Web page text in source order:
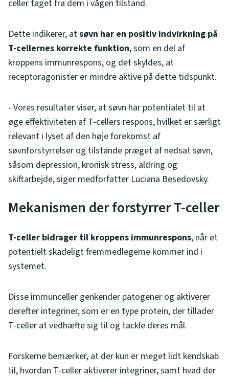
celler taget fra dem i vågen tilstand.
Dette indikerer, atsøvn har en positiv indvirkning på
T-cellernes korrekte funktion, som en del af
kroppens immunrespons, og det skyldes, at
receptoragonister er mindre aktive på dette tidspunkt.
- Vores resultater viser, at søvn har potentialet til at
øge effektiviteten af ​​T-cellers respons, hvilket er særligt
relevant i lyset af den høje forekomst af
søvnforstyrrelser og tilstande præget af nedsat søvn,
såsom depression, kronisk stress, aldring og
skiftarbejde, siger medforfatter Luciana Besedovsky.
Mekanismen der forstyrrer T-celler
T-celler bidrager til kroppens immunrespons, når et
potentielt skadeligt fremmedlegeme kommer ind i
systemet.
Disse immunceller genkender patogener og aktiverer
derefter integriner, som er en type protein, der tillader
T-celler at vedhæfte sig til og tackle deres mål.
Forskerne bemærker, at der kun er meget lidt kendskab
til, hvordan T-celler aktiverer integriner, samt hvad der